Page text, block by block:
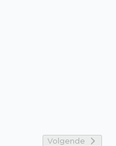
Volgende